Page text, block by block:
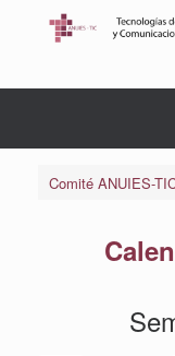
Comité ANUIES-